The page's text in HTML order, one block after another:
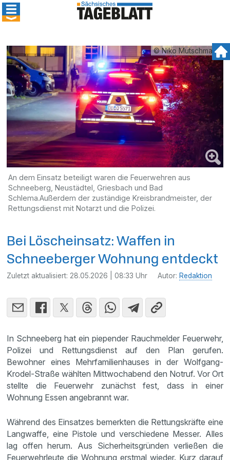
© Niko Mutschmann
An dem Einsatz beteiligt waren die Feuerwehren aus
Schneeberg, Neustädtel, Griesbach und Bad
Schlema.Außerdem der zuständige Kreisbrandmeister, der
Rettungsdienst mit Notarzt und die Polizei.
Bei Löscheinsatz: Waffen in
Schneeberger Wohnung entdeckt
Zuletzt aktualisiert: 28.05.2026 | 08:33 Uhr Autor: Redaktion
In Schneeberg hat ein piepender Rauchmelder Feuerwehr,
Polizei und Rettungsdienst auf den Plan gerufen.
Bewohner eines Mehrfamilienhauses in der Wolfgang-
Krodel-Straße wählten Mittwochabend den Notruf. Vor Ort
stellte die Feuerwehr zunächst fest, dass in einer
Wohnung Essen angebrannt war.
Während des Einsatzes bemerkten die Rettungskräfte eine
Langwaffe, eine Pistole und verschiedene Messer. Alles
lag offen herum. Aus Sicherheitsgründen verließen die
Feuerwehrleute die Wohnung erstmal wieder. Kurz darauf